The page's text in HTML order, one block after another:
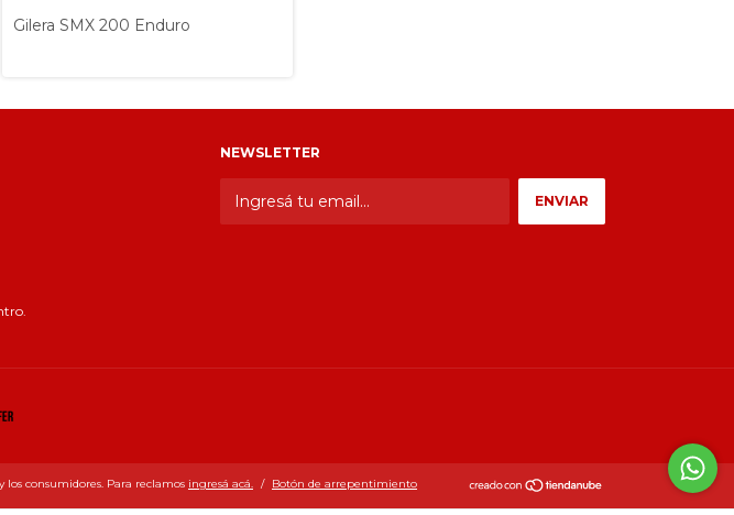
Gilera SMX 200 Enduro
NEWSLETTER
los consumidores. Para reclamos ingresá acá. / Botón de arrepentimiento